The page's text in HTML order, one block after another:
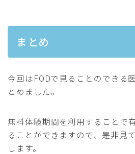
まとめ
今回はFODで見ることのできる
とめました。
無料体験期間を利用することで
ることができますので、是非見
します。